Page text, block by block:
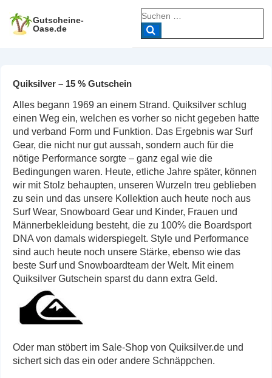
Zum
Inhalt
Gutscheine-
Oase.de
Suche
nach:
Quiksilver – 15 % Gutschein
Alles begann 1969 an einem Strand. Quiksilver schlug
einen Weg ein, welchen es vorher so nicht gegeben hatte
und verband Form und Funktion. Das Ergebnis war Surf
Gear, die nicht nur gut aussah, sondern auch für die
nötige Performance sorgte – ganz egal wie die
Bedingungen waren. Heute, etliche Jahre später, können
wir mit Stolz behaupten, unseren Wurzeln treu geblieben
zu sein und das unsere Kollektion auch heute noch aus
Surf Wear, Snowboard Gear und Kinder, Frauen und
Männerbekleidung besteht, die zu 100% die Boardsport
DNA von damals widerspiegelt. Style und Performance
sind auch heute noch unsere Stärke, ebenso wie das
beste Surf und Snowboardteam der Welt. Mit einem
Quiksilver Gutschein sparst du dann extra Geld.
Oder man stöbert im Sale-Shop von Quiksilver.de und
sichert sich das ein oder andere Schnäppchen.